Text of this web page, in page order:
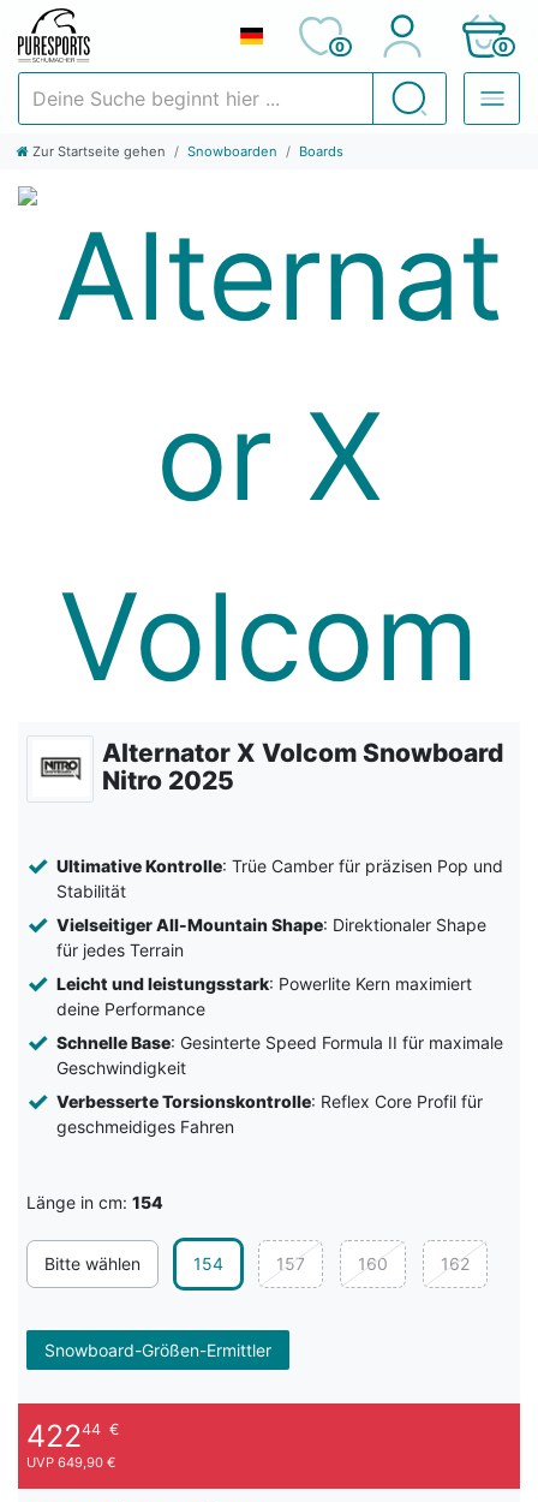
Suchen
0 0
Zur Startseite gehen Snowboarden Boards
Alternator X Volcom Snowboard
Nitro 2025
Ultimative Kontrolle: Trüe Camber für präzisen Pop und
Stabilität
Vielseitiger All-Mountain Shape: Direktionaler Shape
für jedes Terrain
Leicht und leistungsstark: Powerlite Kern maximiert
deine Performance
Schnelle Base: Gesinterte Speed Formula II für maximale
Geschwindigkeit
Verbesserte Torsionskontrolle: Reflex Core Profil für
geschmeidiges Fahren
Länge in cm: 154
Bitte wählen 154 157 160 162
Snowboard-Größen-Ermittler
42244 €
UVP 649,90 €